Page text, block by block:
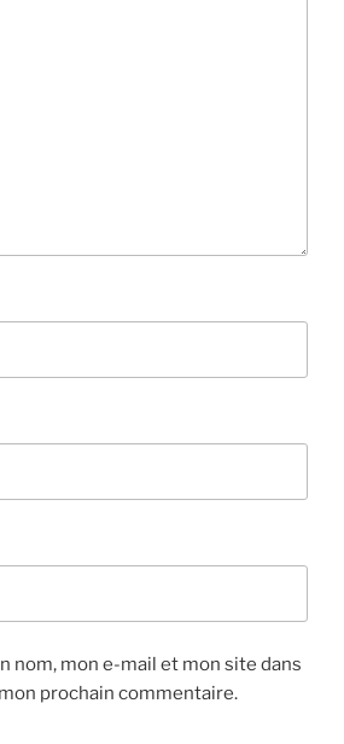
nom, mon e-mail et mon site dans
prochain commentaire.